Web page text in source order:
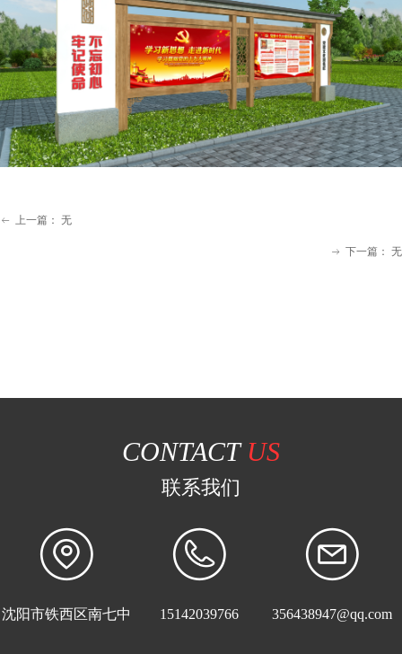
ꂃ 上一篇： 无
ꁹ 下一篇： 无
CONTACT US
联系我们
沈阳市铁西区南七中 15142039766 356438947@qq.com